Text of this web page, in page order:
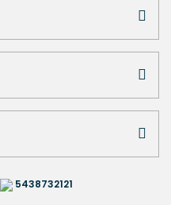
5438732121